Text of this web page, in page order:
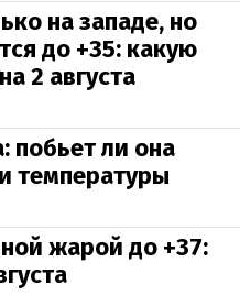
на западе, но
до +35: какую
2 августа
побьет ли она
температуры
жарой до +37: